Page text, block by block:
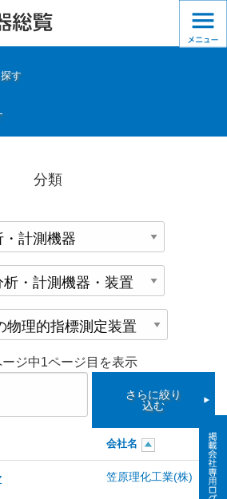
す
分類
ジ中1ページ目を表示
さらに絞り
込む
会社名
笠原理化工業(株)